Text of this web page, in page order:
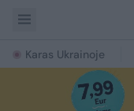
Karas Ukrainoje